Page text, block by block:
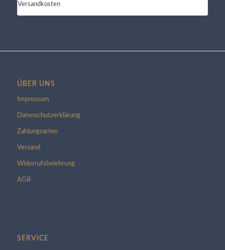
Versandkosten
ÜBER UNS
Impressum
Datenschutzerklärung
Zahlungsarten
Versand
Widerrufsbelehrung
AGB
SERVICE